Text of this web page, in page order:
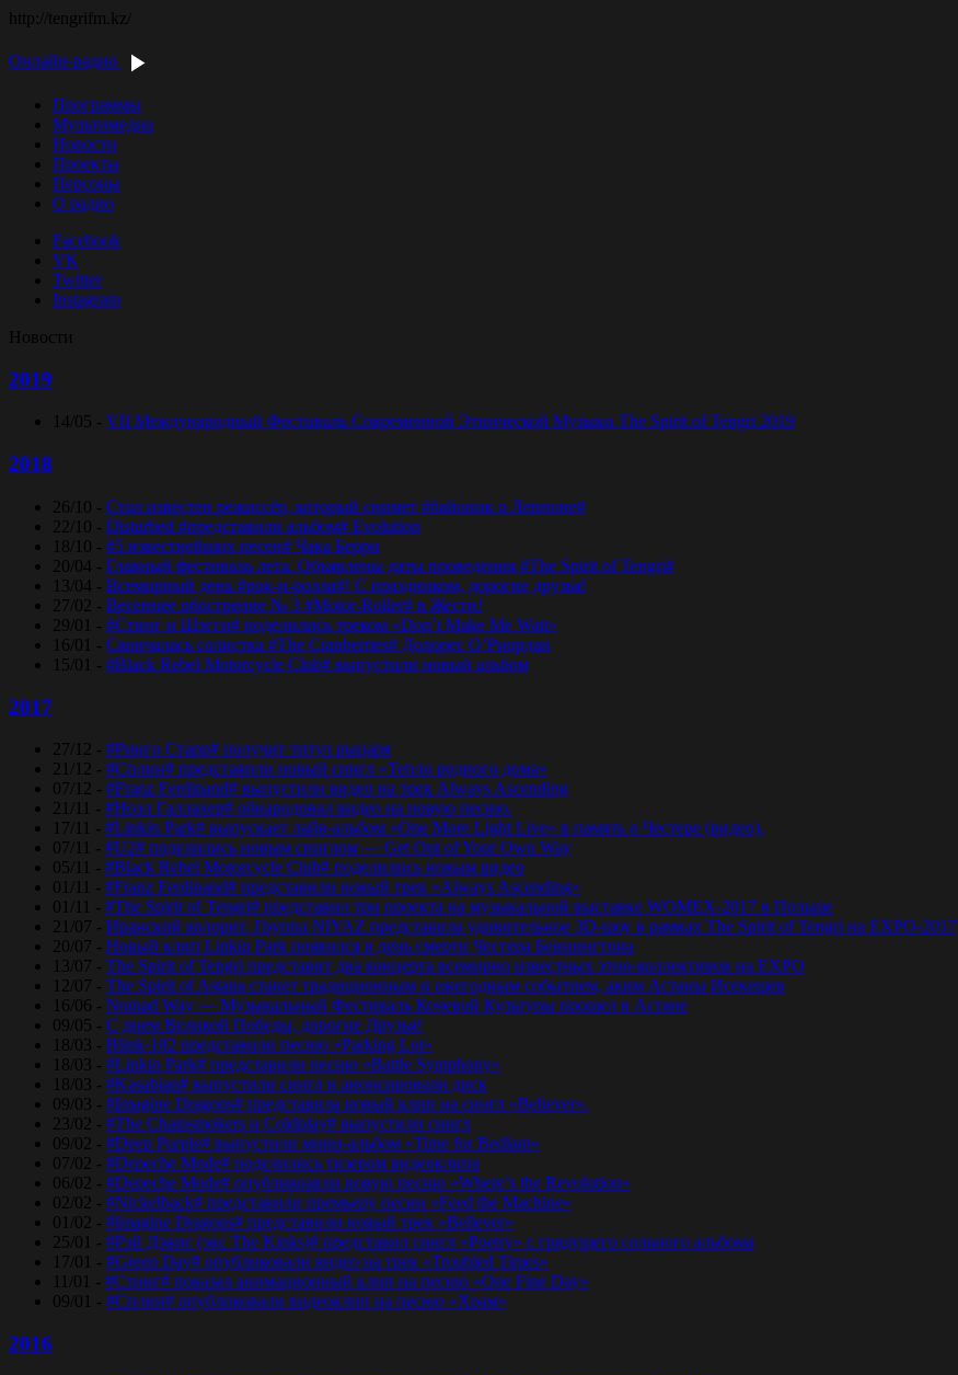
http://tengrifm.kz/
Онлайн-радио
Программы
Мультимедиа
Новости
Проекты
Персоны
О радио
Facebook
VK
Twitter
Instagram
Новости
2019
14/05 - VII Международный Фестиваль Современной Этнической Музыки The Spirit of Tengri 2019
2018
26/10 - Стал известен режиссёр, который снимет #байопик о Ленноне#
22/10 - Disturbed #представили альбом# Evolution
18/10 - #5 известнейших песен# Чака Берри
20/04 - Главный фестиваль лета. Объявлены даты проведения #The Spirit of Tengri#
13/04 - Всемирный день #рок-н-ролла#! С праздником, дорогие друзья!
27/02 - Весеннее обострение № 3 #Motor-Roller# в Жести!
29/01 - #Стинг и Шэгги# поделились треком «Don’t Make Me Wait»
16/01 - Скончалась солистка #The Cranberries# Долорес O’Риордан
15/01 - #Black Rebel Motorcycle Club# выпустили новый альбом
2017
27/12 - #Ринго Старр# получит титул рыцаря
21/12 - #Сплин# представили новый сингл «Тепло родного дома»
07/12 - #Franz Ferdinand# выпустили видео на трек Always Ascending
21/11 - #Ноэл Галлахер# обнародовал видео на новую песню.
17/11 - #Linkin Park# выпускает лайв-альбом «One More Light Live» в память о Честере (видео).
07/11 - #U2# поделились новым синглом — Get Out of Your Own Way
05/11 - #Black Rebel Motorcycle Club# поделились новым видео
01/11 - #Franz Ferdinand# представили новый трек «Always Ascending»
01/11 - #The Spirit of Tengri# представил три проекта на музыкальной выставке WOMEX-2017 в Польше
21/07 - Иранский колорит. Группа NIYAZ представила удивительное 3D-шоу в рамках The Spirit of Tengri на EXPO-2017
20/07 - Новый клип Linkin Park появился в день смерти Честера Беннингтона
13/07 - The Spirit of Tengri представит два концерта всемирно известных этно-коллективов на EXPO
12/07 - The Spirit of Astana станет традиционным и ежегодным событием, аким Астаны Исекешев
16/06 - Nomad Way — Музыкальный Фестиваль Кочевой Культуры прошел в Астане
09/05 - С днем Великой Победы, дорогие Друзья!
18/03 - Blink-182 представили песню «Parking Lot»
18/03 - #Linkin Park# представили песню «Bаttlе Sуmphоnу»
18/03 - #Kasabian# выпустили сингл и анонсировали диск
09/03 - #Imagine Dragons# представила новый клип на сингл «Believer».
23/02 - #The Chainsmokers и Coldplay# выпустили сингл
09/02 - #Deep Purple# выпустили мини-альбом «Time for Bedlam»
07/02 - #Depeche Mode# поделились тизером видеоклипа
06/02 - #Depeche Mode# опубликоавли новую песню «Where’s the Revolution»
02/02 - #Nickelback# представили премьеру песни «Feed the Machine»
01/02 - #Imagine Dragons# представили новый трек «Believer»
25/01 - #Рэй Дэвис (экс The Kinks)# представил сингл «Poetry» с грядущего сольного альбома
17/01 - #Green Day# опубликовали видео на трек «Troubled Times»
11/01 - #Стинг# показал анимационный клип на песню «One Fine Day»
09/01 - #Сплин# опубликовали видеоклип на песню «Храм»
2016